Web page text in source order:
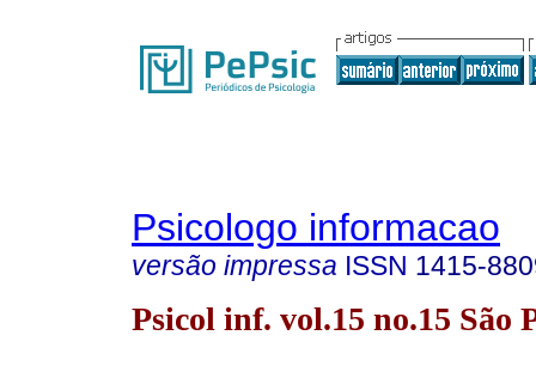
Psicologo informacao
versão impressa ISSN 1415-
Psicol inf. vol.15 no.15 São